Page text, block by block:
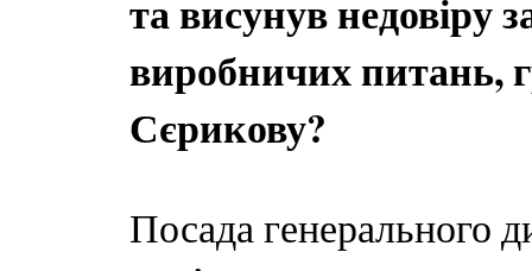
та висунув недовіру
виробничих питань,
Сєрикову?
Посада генерального